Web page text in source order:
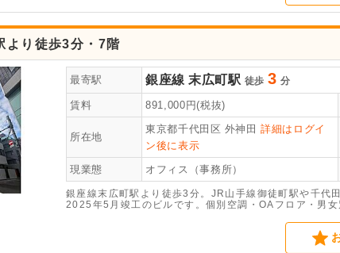
より徒歩3分・7階
最寄駅 銀座線 末広町駅 徒歩 3 分
賃料 891,000 円(税抜)
所在地
東京都千代田区 外神田詳細はログイ
ン後に表示
現業態 オフィス（事務所）
銀座線末広町駅より徒歩3分。JR山手線御徒町駅や千代
2025年5月竣工のビルです。個別空調・OAフロア・男女